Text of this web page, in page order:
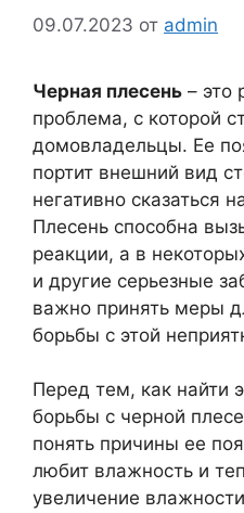
09.07.2023 от admin
Черная плесень – это
проблема, с которой
домовладельцы. Ее
портит внешний вид
негативно сказаться
Плесень способна
реакции, а в
и другие серьезные
важно принять меры
борьбы с этой
Перед тем, как найти
борьбы с черной
понять причины ее
любит влажность и
увеличение